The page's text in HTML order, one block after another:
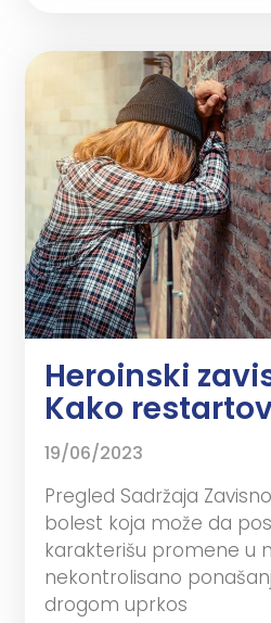
Heroinski
Kako
19/06/2023
Pregled Sadržaja
bolest koja može da
karakterišu promene u
nekontrolisano
drogom uprkos